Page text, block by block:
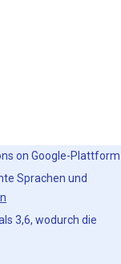
on Google-Plattform
Sprachen und
3,6, wodurch die